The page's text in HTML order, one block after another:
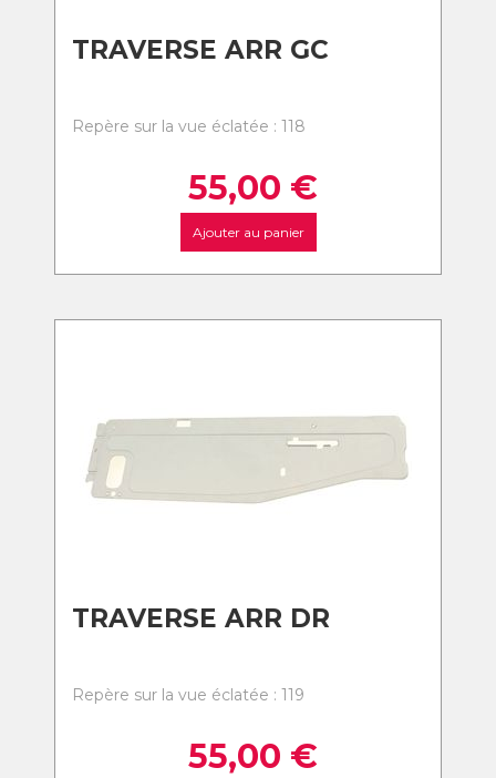
TRAVERSE ARR GC
Repère sur la vue éclatée : 118
55,00 €
Ajouter au panier
TRAVERSE ARR DR
Repère sur la vue éclatée : 119
55,00 €